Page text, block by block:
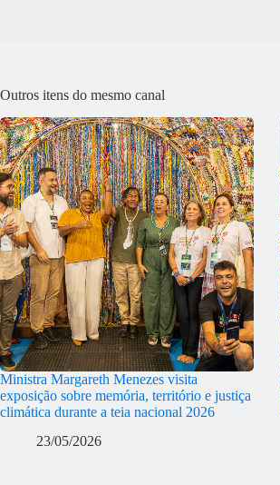
Outros itens do mesmo canal
Ministra Margareth Menezes visita
exposição sobre memória, território e justiça
climática durante a teia nacional 2026
23/05/2026